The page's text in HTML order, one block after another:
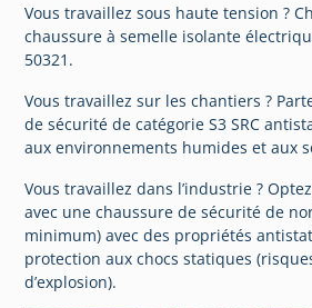
Vous travaillez sous haute tension ?
chaussure à semelle isolante
50321.
Vous travaillez sur les chantiers ?
de sécurité de catégorie S3 SRC
aux environnements humides et aux
Vous travaillez dans l’industrie ?
avec une chaussure de sécurité de
minimum) avec des propriétés
protection aux chocs statiques
d’explosion).